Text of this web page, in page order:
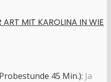
ART MIT KAROLINA IN WIE
45 Min.): Ja